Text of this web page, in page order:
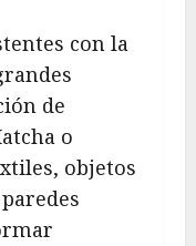
con la
de
o
objetos